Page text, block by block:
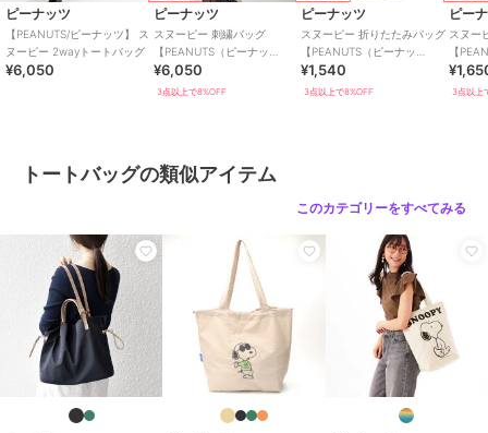
ピーナッツ
【PEANUTS/ピーナッツ】 ス
ヌーピー 2wayトートバッグ
¥6,050
ピーナッツ
スヌーピー 刺繍バッグ
【PEANUTS（ピーナッ
ツ）】
¥6,050
3点以上で8%OFF
ピーナッツ
スヌーピー 折りたたみバッグ
【PEANUTS（ピーナッ
ツ）】
¥1,540
3点以上で8%OFF
ピー
スヌー
【
ツ）】
3点以上
トートバッグの類似アイテム
このカテゴリーをすべてみる